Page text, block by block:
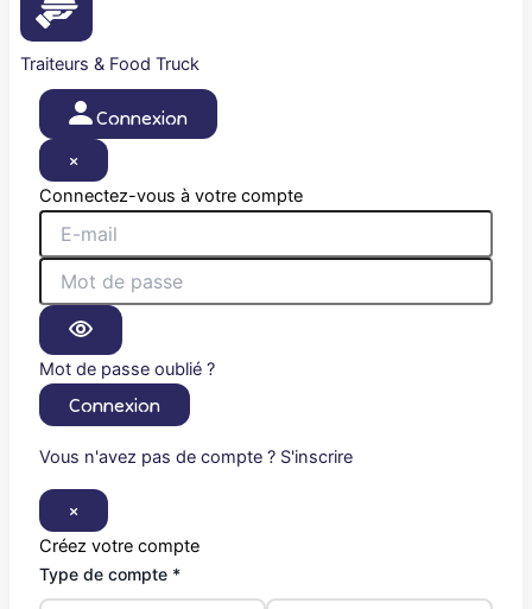
Traiteurs & Food Truck
Connexion
×
Connectez-vous à votre compte
Mot de passe oublié ?
Connexion
Vous n'avez pas de compte ? S'inscrire
×
Créez votre compte
Type de compte *